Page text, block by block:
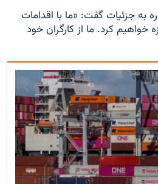
به جزئیات گفت: «ما با اقدامات
خواهیم کرد. ما از کارگران خود